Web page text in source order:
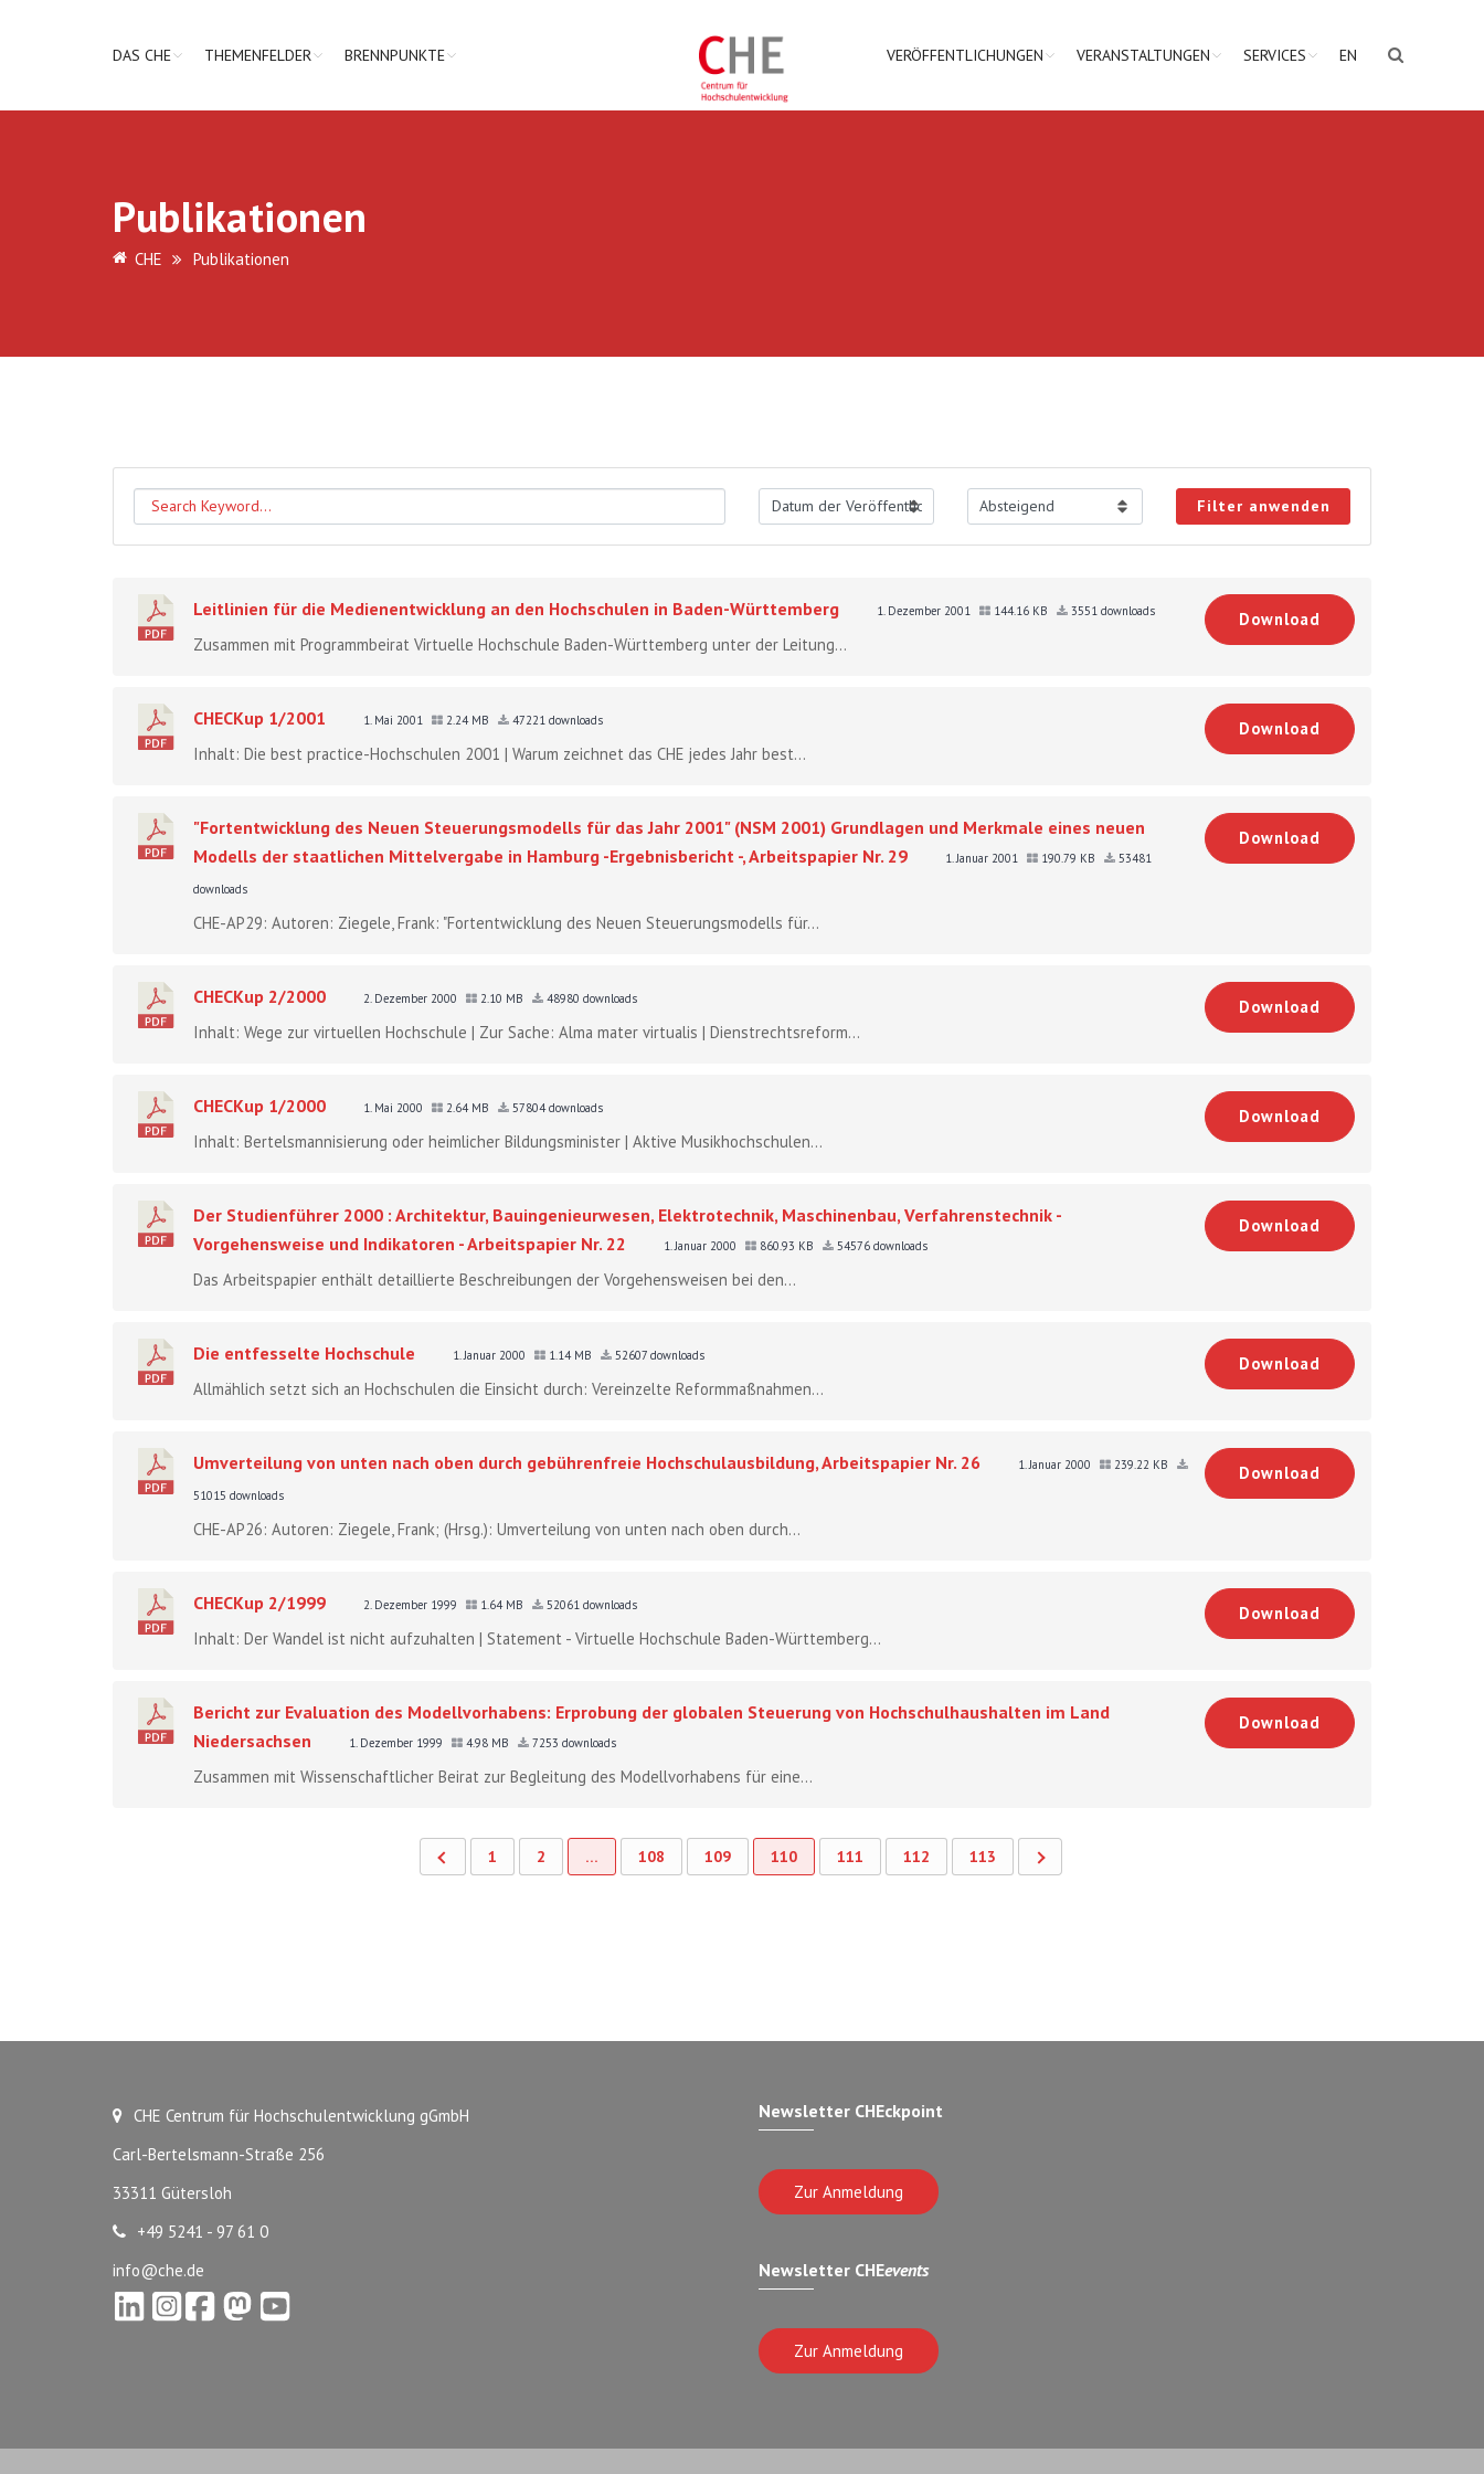
DAS CHE THEMENFELDER BRENNPUNKTE VERÖFFENTLICHUNGEN VERANSTALTUNGEN SERVICES EN
Publikationen
CHE Publikationen
Filter anwenden
Leitlinien für die Medienentwicklung an den Hochschulen in Baden-Württemberg 1. Dezember 2001 144.16 KB 3551 downloads
Zusammen mit Programmbeirat Virtuelle Hochschule Baden-Württemberg unter der Leitung...
Download
CHECKup 1/2001 1. Mai 2001 2.24 MB 47221 downloads
Inhalt: Die best practice-Hochschulen 2001 | Warum zeichnet das CHE jedes Jahr best...
Download
"Fortentwicklung des Neuen Steuerungsmodells für das Jahr 2001" (NSM 2001) Grundlagen und Merkmale eines neuen
Modells der staatlichen Mittelvergabe in Hamburg -Ergebnisbericht -, Arbeitspapier Nr. 29
1. Januar 2001 190.79 KB
53481
downloads
CHE-AP29: Autoren: Ziegele, Frank: "Fortentwicklung des Neuen Steuerungsmodells für...
Download
CHECKup 2/2000 2. Dezember 2000 2.10 MB 48980 downloads
Inhalt: Wege zur virtuellen Hochschule | Zur Sache: Alma mater virtualis | Dienstrechtsreform...
Download
CHECKup 1/2000 1. Mai 2000 2.64 MB 57804 downloads
Inhalt: Bertelsmannisierung oder heimlicher Bildungsminister | Aktive Musikhochschulen...
Download
Der Studienführer 2000 : Architektur, Bauingenieurwesen, Elektrotechnik, Maschinenbau, Verfahrenstechnik -
Vorgehensweise und Indikatoren - Arbeitspapier Nr. 22
1. Januar 2000 860.93 KB 54576 downloads
Das Arbeitspapier enthält detaillierte Beschreibungen der Vorgehensweisen bei den...
Download
Die entfesselte Hochschule 1. Januar 2000 1.14 MB 52607 downloads
Allmählich setzt sich an Hochschulen die Einsicht durch: Vereinzelte Reformmaßnahmen...
Download
Umverteilung von unten nach oben durch gebührenfreie Hochschulausbildung, Arbeitspapier Nr. 26 1. Januar 2000
239.22 KB
51015 downloads
CHE-AP26: Autoren: Ziegele, Frank; (Hrsg.): Umverteilung von unten nach oben durch...
Download
CHECKup 2/1999 2. Dezember 1999 1.64 MB 52061 downloads
Inhalt: Der Wandel ist nicht aufzuhalten | Statement - Virtuelle Hochschule Baden-Württemberg...
Download
Bericht zur Evaluation des Modellvorhabens: Erprobung der globalen Steuerung von Hochschulhaushalten im Land
Niedersachsen
1. Dezember 1999 4.98 MB 7253 downloads
Zusammen mit Wissenschaftlicher Beirat zur Begleitung des Modellvorhabens für eine...
Download
1 2 … 108 109 110 111 112 113
CHE Centrum für Hochschulentwicklung gGmbH
Carl-Bertelsmann-Straße 256
33311 Gütersloh
+49 5241 - 97 61 0
info@che.de
Newsletter CHEckpoint
Zur Anmeldung
Newsletter CHEevents
Zur Anmeldung